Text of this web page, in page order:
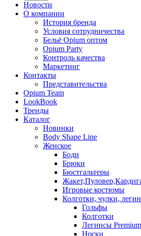
Новости
О компании
История бренда
Условия сотрудничества
Бельё Opium оптом
Opium Party
Контроль качества
Маркетинг
Контакты
Представительства
Opium Team
LookBook
Тренды
Каталог
Новинки
Body Shape Line
Женское
Боди
Брюки
Бюстгальтеры
Игровые костюмы
Колготки, чулки,
Гольфы
Колготки
Легинсы
Носки